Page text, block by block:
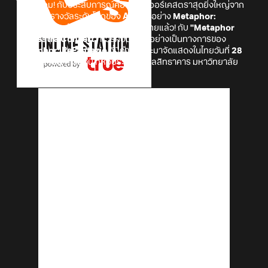
ไว้ให้พร้อม! กับประสบการณ์คอนเสิร์ตออร์เคสตราสุดยิ่งใหญ่จาก
เกม RPG รางวัลระดับโลกของ ATLUS อย่าง Metaphor:
ReFantazioกำลังจะมาเยือนประเทศไทยแล้ว! กับ "Metaphor
Orchestra Concert" ทัวร์คอนเสิร์ตอย่างเป็นทางการของ
Metaphor: ReFantazio ที่มีกำหนดจะมาจัดแสดงในไทยวันที่ 28
พฤศจิกายนที่จะถึงนี้ ที่หอประชุมมหิดลสิทธาคาร มหาวิทยาลัย